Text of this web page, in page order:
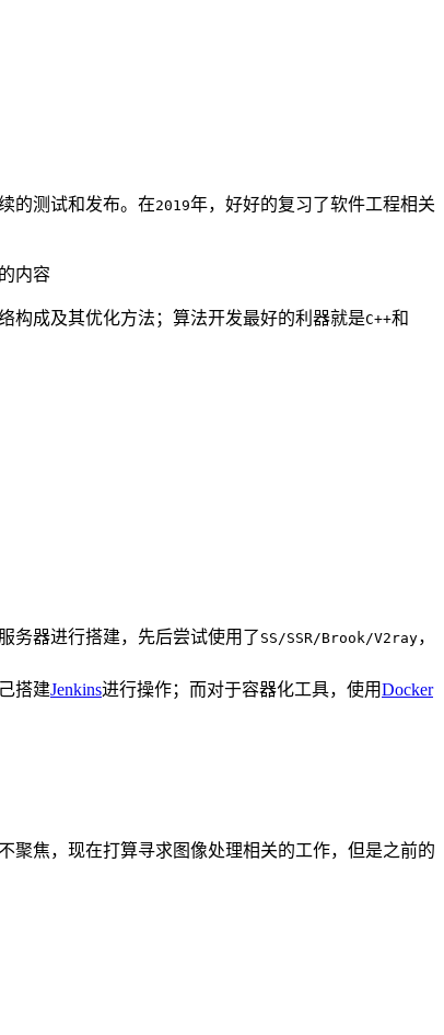
的测试和发布。在2019年，好好的复习了软件工程相关
内容
构成及其优化方法；算法开发最好的利器就是C++和
务器进行搭建，先后尝试使用了 SS/SSR/Brook/V2ray，
搭建Jenkins进行操作；而对于容器化工具，使用Docker
聚焦，现在打算寻求图像处理相关的工作，但是之前的